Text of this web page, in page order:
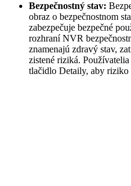
Bezpečnostný stav:
obraz o bezpečnostnom
zabezpečuje bezpečné
rozhraní NVR
znamenajú zdravý stav,
zistené riziká.
tlačidlo Detaily, aby